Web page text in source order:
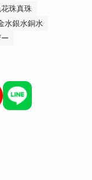
珠真珠
水銀水銅水